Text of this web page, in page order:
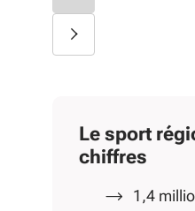
Le sport
chiffres
1,4